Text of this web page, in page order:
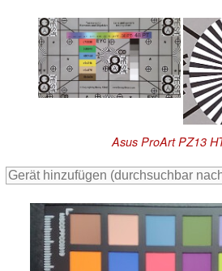
Asus ProArt PZ13